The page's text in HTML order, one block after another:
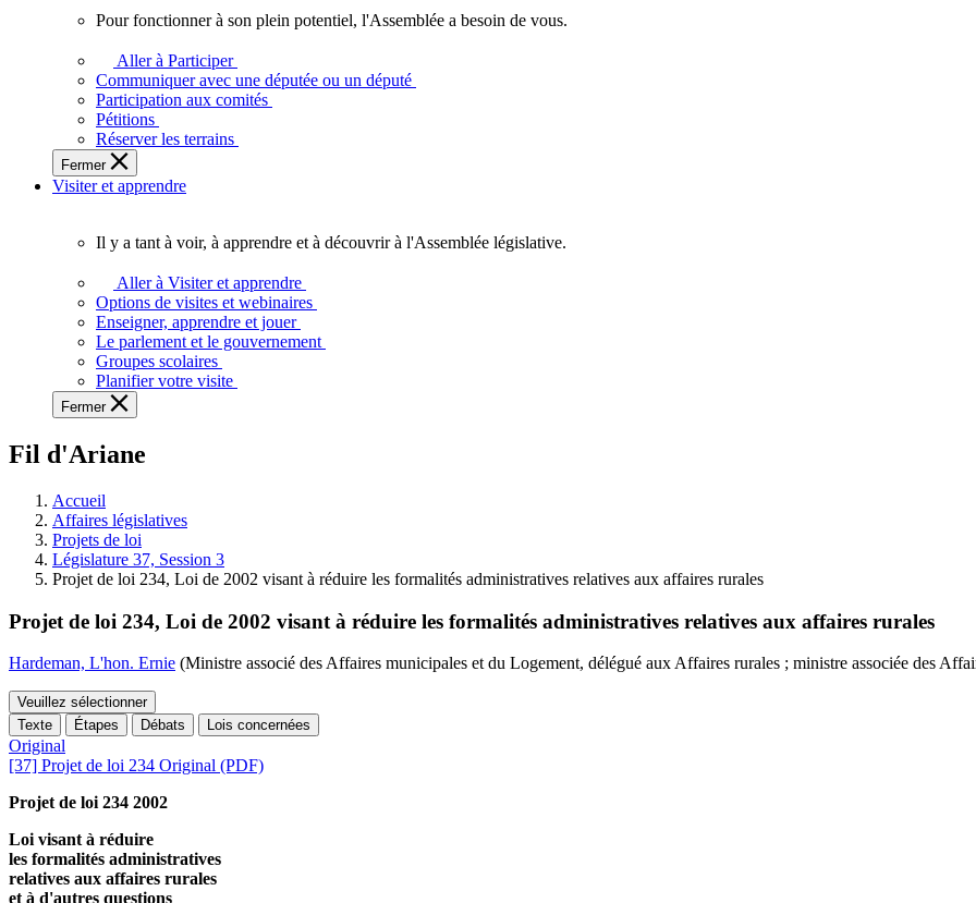
Ontariens.
fonctionner
plein
potentiel,
l'Assemblée
a
besoin
Pour fonctionner à son plein potentiel, l'Assemblée a besoin de vous.
Aller à Participer
Communiquer avec une députée ou un député
Participation aux comités
Pétitions
Réserver les terrains
Fermer
Visiter et apprendre
voir,
apprendre
et
découvrir
l'Assemblée
législative.
Il y a tant à voir, à apprendre et à découvrir à l'Assemblée législative.
Aller à Visiter et apprendre
Options de visites et webinaires
Enseigner, apprendre et jouer
Le parlement et le gouvernement
Groupes scolaires
Planifier votre visite
Fermer
Fil d'Ariane
Accueil
Affaires législatives
Projets de loi
Législature 37, Session 3
Projet de loi 234, Loi de 2002 visant à réduire les formalités administratives relatives aux affaires rurales
Projet de loi 234, Loi de 2002 visant à réduire les formalités administratives relatives aux affaires rurales
Hardeman, L'hon. Ernie (Ministre associé des Affaires municipales et du Logement, délégué aux Affaires rurales ; ministre associée des
Veuillez sélectionner
Texte
Étapes Débats Lois concernées
Original
[37] Projet de loi 234 Original (PDF)
Projet de loi 234 2002
Loi visant à réduire
les formalités administratives
relatives aux affaires rurales
et à d'autres questions